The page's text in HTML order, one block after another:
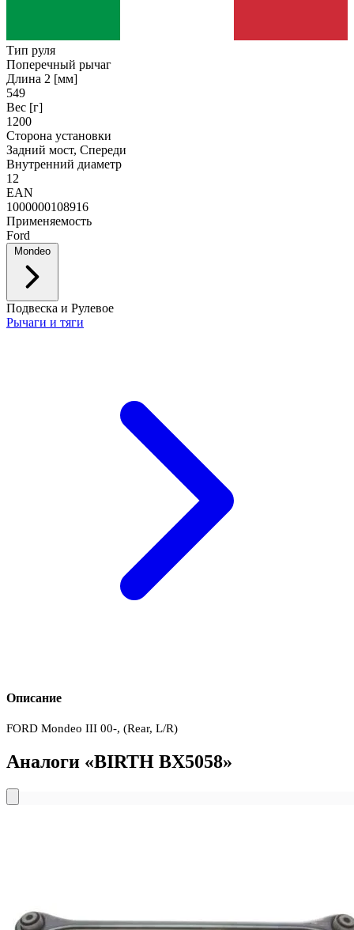
Тип руля
Поперечный рычаг
Длина 2 [мм]
549
Вес [г]
1200
Сторона установки
Задний мост, Спереди
Внутренний диаметр
12
EAN
1000000108916
Применяемость
Ford
Подвеска и Рулевое
Рычаги и тяги
Описание
FORD Mondeo III 00-, (Rear, L/R)
Аналоги «BIRTH BX5058»